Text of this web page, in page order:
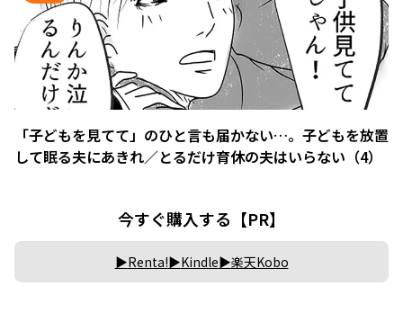
「子どもを見てて」のひと言も届かない…。子どもを放置
して眠る夫にあきれ／とるだけ育休の夫はいらない（4）
今すぐ購入する【PR】
Renta! Kindle 楽天Kobo